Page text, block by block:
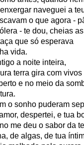
naveguei a
o que agora -
- te dou, cheias
que só esperava
vida.
a noite inteira,
terra gira com vivos
e no meio da
o sonho puderam
despertei, e tua
me deu o sabor da
de algas, de tua